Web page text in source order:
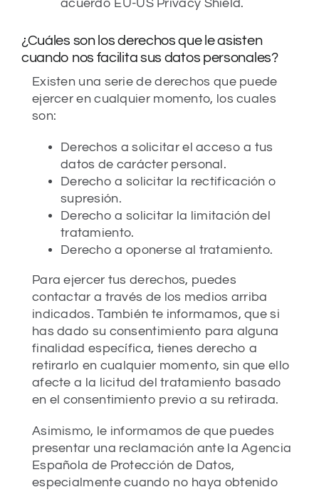
acuerdo EU-US Privacy Shield.
¿Cuáles son los derechos que le asisten
cuando nos facilita sus datos personales?
Existen una serie de derechos que puede
ejercer en cualquier momento, los cuales
son:
Derechos a solicitar el acceso a tus
datos de carácter personal.
Derecho a solicitar la rectificación o
supresión.
Derecho a solicitar la limitación del
tratamiento.
Derecho a oponerse al tratamiento.
Para ejercer tus derechos, puedes
contactar a través de los medios arriba
indicados. También te informamos, que si
has dado su consentimiento para alguna
finalidad específica, tienes derecho a
retirarlo en cualquier momento, sin que ello
afecte a la licitud del tratamiento basado
en el consentimiento previo a su retirada.
Asimismo, le informamos de que puedes
presentar una reclamación ante la Agencia
Española de Protección de Datos,
especialmente cuando no haya obtenido